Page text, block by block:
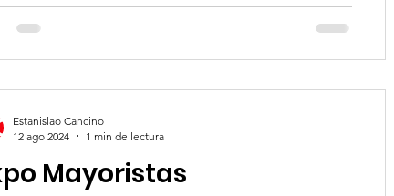
Mayoristas
Estanislao Cancino
12 ago 2024
1 min de lectura